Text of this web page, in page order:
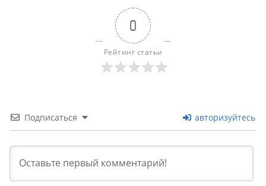
0
Рейтинг статьи
Подписаться авторизуйтесь